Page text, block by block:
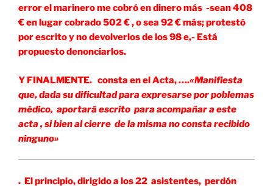
error el marinero me cobró en dinero más -sean 408
€ en lugar cobrado 502 € , o sea 92 € más; protestó
por escrito y no devolverlos de los 98 e,- Está
propuesto denonciarlos.
Y FINALMENTE. consta en el Acta, ….«Manifiesta
que, dada su dificultad para expresarse por poblemas
médico, aportará escrito para acompañar a este
acta , si bien al cierre de la misma no consta recibido
ninguno»
. El principio, dirigido a los 22 asistentes, perdón